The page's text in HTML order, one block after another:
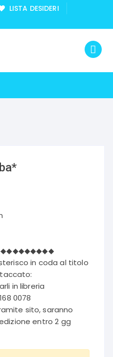
LISTA DESIDERI
in coda al titolo
in libreria
0078
sito, saranno
entro 2 gg